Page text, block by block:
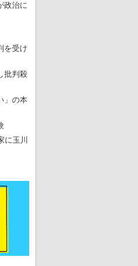
政治に
を受け
批判殺
」の本
に玉川